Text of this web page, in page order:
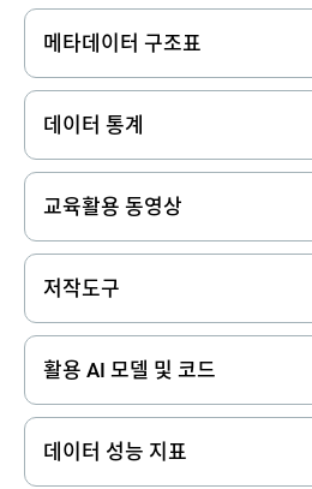
메타데이터 구조표
데이터 통계
교육활용 동영상
저작도구
활용 AI 모델 및 코드
데이터 성능 지표